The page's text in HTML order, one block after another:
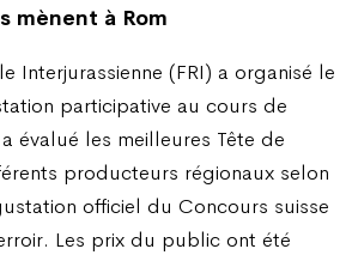
mènent à Rom
Interjurassienne (FRI) a organisé le
participative au cours de
évalué les meilleures Tête de
producteurs régionaux selon
officiel du Concours suisse
Les prix du public ont été